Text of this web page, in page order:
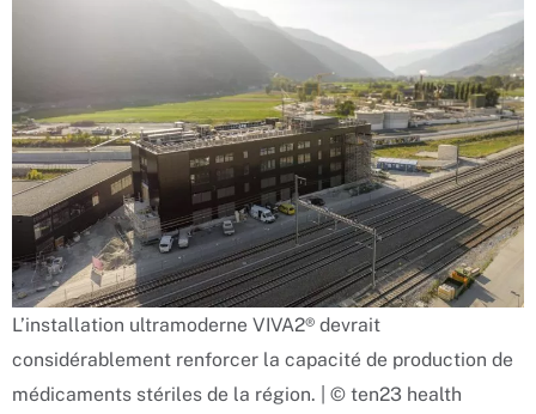
L’installation ultramoderne VIVA2® devrait
considérablement renforcer la capacité de production de
médicaments stériles de la région. | © ten23 health